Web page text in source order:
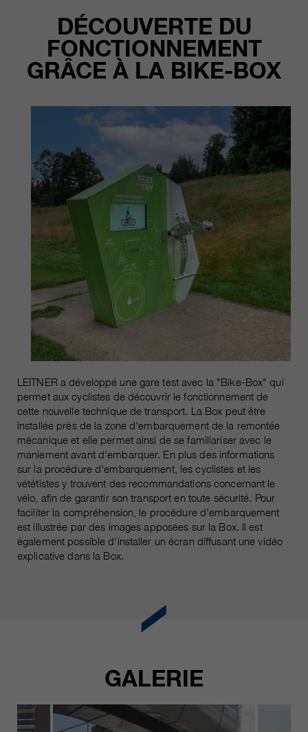
DÉCOUVERTE DU
FONCTIONNEMENT
GRÂCE À LA BIKE-BOX
LEITNER a développé une gare test avec la "Bike-Box" qui
permet aux cyclistes de découvrir le fonctionnement de
cette nouvelle technique de transport. La Box peut être
installée près de la zone d'embarquement de la remontée
mécanique et elle permet ainsi de se familiariser avec le
maniement avant d'embarquer. En plus des informations
sur la procédure d'embarquement, les cyclistes et les
vététistes y trouvent des recommandations concernant le
vélo, afin de garantir son transport en toute sécurité. Pour
faciliter la compréhension, le procédure d'embarquement
est illustrée par des images apposées sur la Box. Il est
également possible d'installer un écran diffusant une vidéo
explicative dans la Box.
GALERIE